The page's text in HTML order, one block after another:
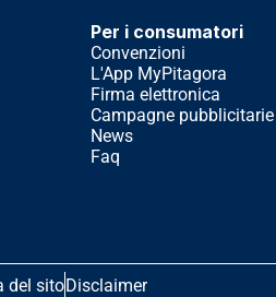
Per i consumatori
Convenzioni
L'App MyPitagora
Firma elettronica
Campagne pubblicitarie
News
Faq
del sitoDisclaimer